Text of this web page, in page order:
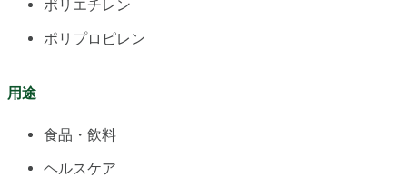
ポリエチレン
ポリプロピレン
用途
食品・飲料
ヘルスケア